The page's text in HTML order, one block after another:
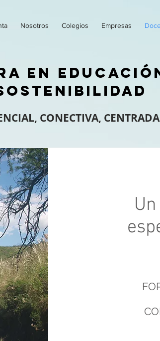
Nosotros Colegios Empresas
EN
CONECTIVA,